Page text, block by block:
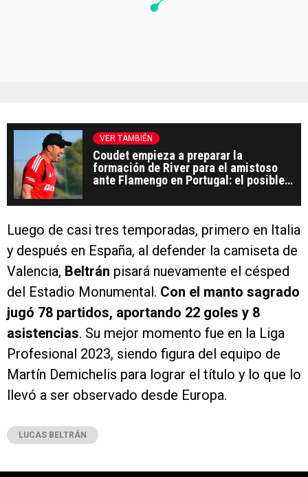
VER TAMBIÉN
Coudet empieza a preparar la
formación de River para el amistoso
ante Flamengo en Portugal: el posible
Luego de casi tres temporadas, primero en Italia
y después en España, al defender la camiseta de
Valencia, Beltrán pisará nuevamente el césped
del Estadio Monumental. Con el manto sagrado
jugó 78 partidos, aportando 22 goles y 8
asistencias. Su mejor momento fue en la Liga
Profesional 2023, siendo figura del equipo de
Martín Demichelis para lograr el título y lo que lo
llevó a ser observado desde Europa.
LUCAS BELTRÁN